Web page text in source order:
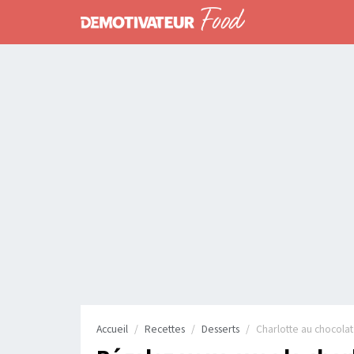
Accueil Recettes Desserts Charlotte au